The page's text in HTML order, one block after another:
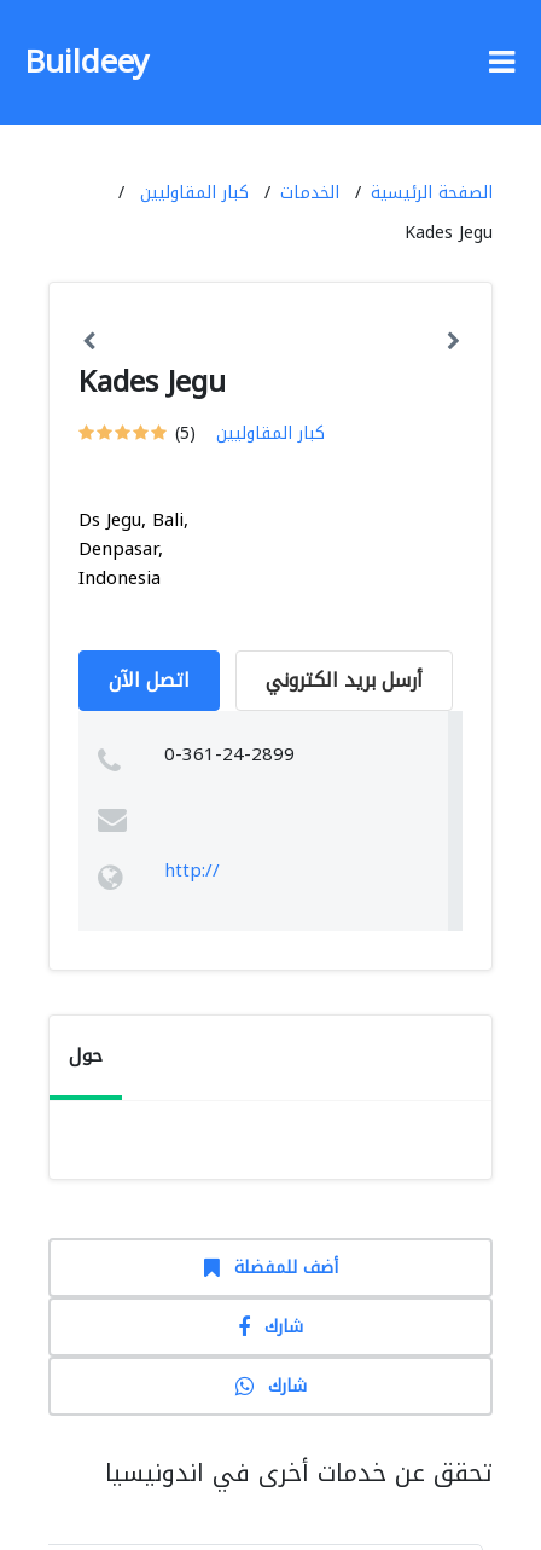
Buildeey
الصفحة الرئيسية الخدمات
كبار المقاوليين
Kades Jegu
Kades Jegu
(5) كبار المقاوليين
Ds Jegu, Bali,
Denpasar,
Indonesia
اتصل الآن أرسل بريد الكتروني
0-361-24-2899
http://
حول
أضف للمفضلة
شارك
شارك
تحقق عن خدمات أخرى في اندونيسيا